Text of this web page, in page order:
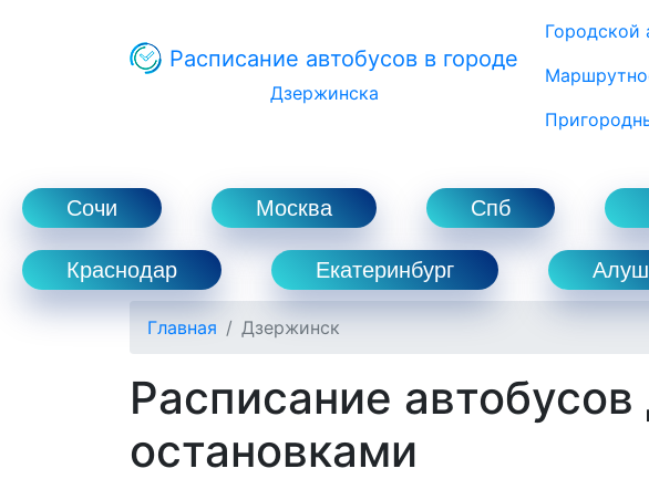
Расписание автобусов в городе
Дзержинска
Городской
Сочи Москва Спб
Краснодар Екатеринбург
Главная Дзержинск
Расписание
остановками